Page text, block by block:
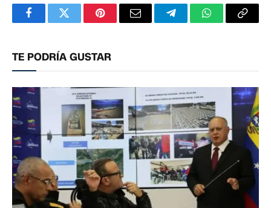
FacebookTwitterPinterestCorreoTelegramWhatsApp
TE PODRÍA GUSTAR